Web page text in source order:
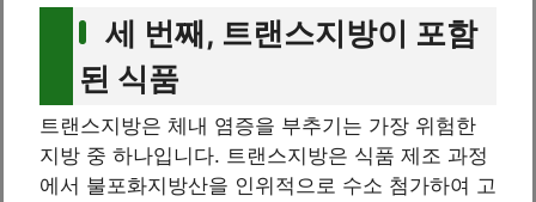
세 번째, 트랜스지방이 포함
된 식품
트랜스지방은 체내 염증을 부추기는 가장 위험한
지방 중 하나입니다. 트랜스지방은 식품 제조 과정
에서 불포화지방산을 인위적으로 수소 첨가하여 고